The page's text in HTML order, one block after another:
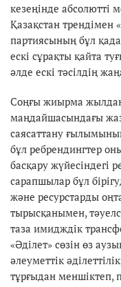
кезеңінде абсолютті
Қазақстан трендімен
партиясының бұл
ескі сұрақты қайта
әлде ескі тәсілдің
Соңғы жиырма
маңдайшасындағы
саясаттану
бұл ребрендингтер
басқару жүйесіндегі
сарапшылар бұл
және ресурстарды
тырысқанымен,
таза имидждік
«Әділет» сөзін өз
әлеуметтік
тұрғыдан меншіктеп,